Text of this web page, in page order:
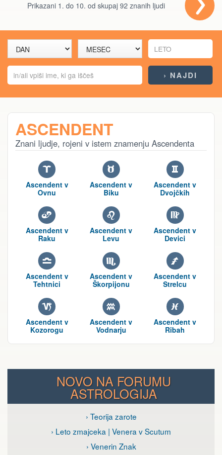
Prikazani 1. do 10. od skupaj 92 znanih ljudi
ASCENDENT
Znani ljudje, rojeni v istem znamenju Ascendenta
A
Ascendent v
Ovnu
B
Ascendent v
Biku
C
Ascendent v
Dvojčkih
D
Ascendent v
Raku
E
Ascendent v
Levu
F
Ascendent v
Devici
G
Ascendent v
Tehtnici
H
Ascendent v
Škorpijonu
I
Ascendent v
Strelcu
J
Ascendent v
Kozorogu
K
Ascendent v
Vodnarju
L
Ascendent v
Ribah
NOVO NA FORUMU
ASTROLOGIJA
› Teorija zarote
› Leto zmajceka | Venera v Scutum
› Venerin Znak